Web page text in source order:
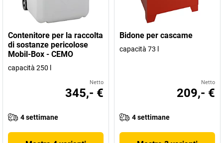
Contenitore per la raccolta
di sostanze pericolose
Mobil-Box - CEMO
capacità 250 l
Netto
345,- €
4 settimane
Bidone per cascame
capacità 73 l
Netto
209,- €
4 settimane